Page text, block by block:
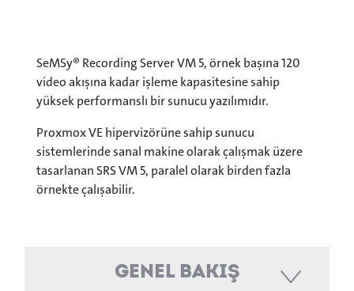
SeMSy® Recording Server VM 5, örnek başına 120
video akışına kadar işleme kapasitesine sahip
yüksek performanslı bir sunucu yazılımıdır.
Proxmox VE hipervizörüne sahip sunucu
sistemlerinde sanal makine olarak çalışmak üzere
tasarlanan SRS VM 5, paralel olarak birden fazla
örnekte çalışabilir.
Genel Bakış